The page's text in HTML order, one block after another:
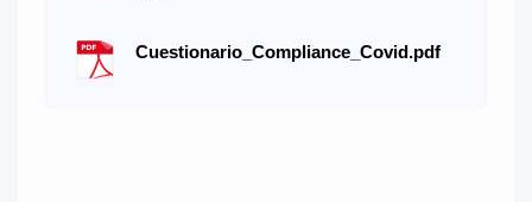
Cuestionario_Compliance_Covid.pdf